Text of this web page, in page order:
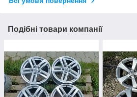
Подібні товари компанії